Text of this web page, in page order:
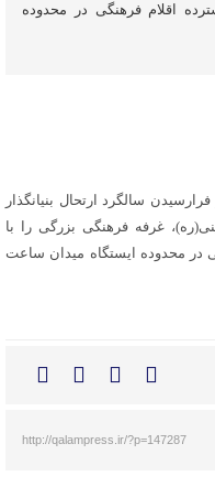
اقلام فرهنگی در محدوده
سالگرد ارتحال بنیانگذار
غرفه فرهنگی بزرگی را با
در محدوده ایستگاه میدان ساعت
http://qalampress.ir/?p=147287